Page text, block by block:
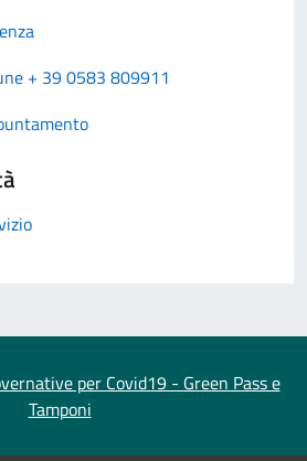
+ 39 0583 809911
per Covid19 - Green Pass e
Tamponi